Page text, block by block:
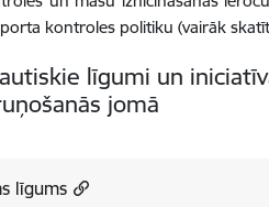
kontroles politiku (vairāk
līgumi un
jomā
līgums